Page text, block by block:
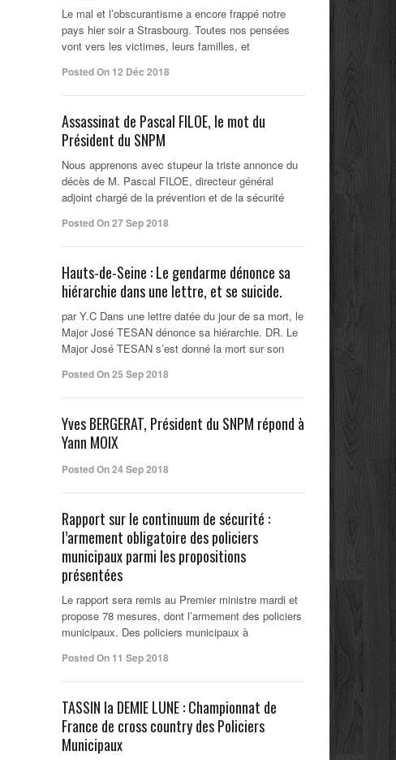
Le mal et l’obscurantisme a encore frappé notre
pays hier soir a Strasbourg. Toutes nos pensées
vont vers les victimes, leurs familles, et
Posted On 12 Déc 2018
Assassinat de Pascal FILOE, le mot du
Président du SNPM
Nous apprenons avec stupeur la triste annonce du
décès de M. Pascal FILOE, directeur général
adjoint chargé de la prévention et de la sécurité
Posted On 27 Sep 2018
Hauts-de-Seine : Le gendarme dénonce sa
hiérarchie dans une lettre, et se suicide.
par Y.C Dans une lettre datée du jour de sa mort, le
Major José TESAN dénonce sa hiérarchie. DR. Le
Major José TESAN s’est donné la mort sur son
Posted On 25 Sep 2018
Yves BERGERAT, Président du SNPM répond à
Yann MOIX
Posted On 24 Sep 2018
Rapport sur le continuum de sécurité :
l’armement obligatoire des policiers
municipaux parmi les propositions
présentées
Le rapport sera remis au Premier ministre mardi et
propose 78 mesures, dont l’armement des policiers
municipaux. Des policiers municipaux à
Posted On 11 Sep 2018
TASSIN la DEMIE LUNE : Championnat de
France de cross country des Policiers
Municipaux